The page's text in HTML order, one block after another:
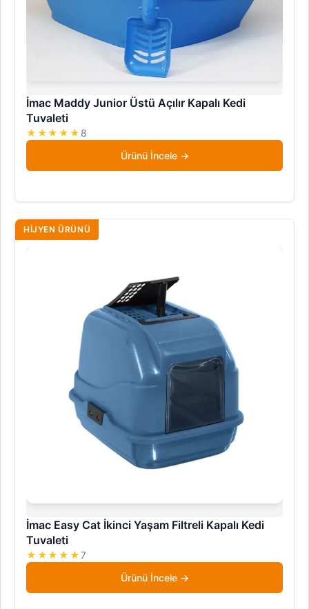
İmac Maddy Junior Üstü Açılır Kapalı Kedi
Tuvaleti
★★★★★ 8
Ürünü İncele
HIJYEN ÜRÜNÜ
İmac Easy Cat İkinci Yaşam Filtreli Kapalı Kedi
Tuvaleti
★★★★★7
Ürünü İncele